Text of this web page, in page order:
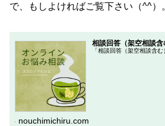
で、もしよければご覧下さい（^^）
相談回答（架空相談含
「相談回答（架空相談含
nouchimichiru.com